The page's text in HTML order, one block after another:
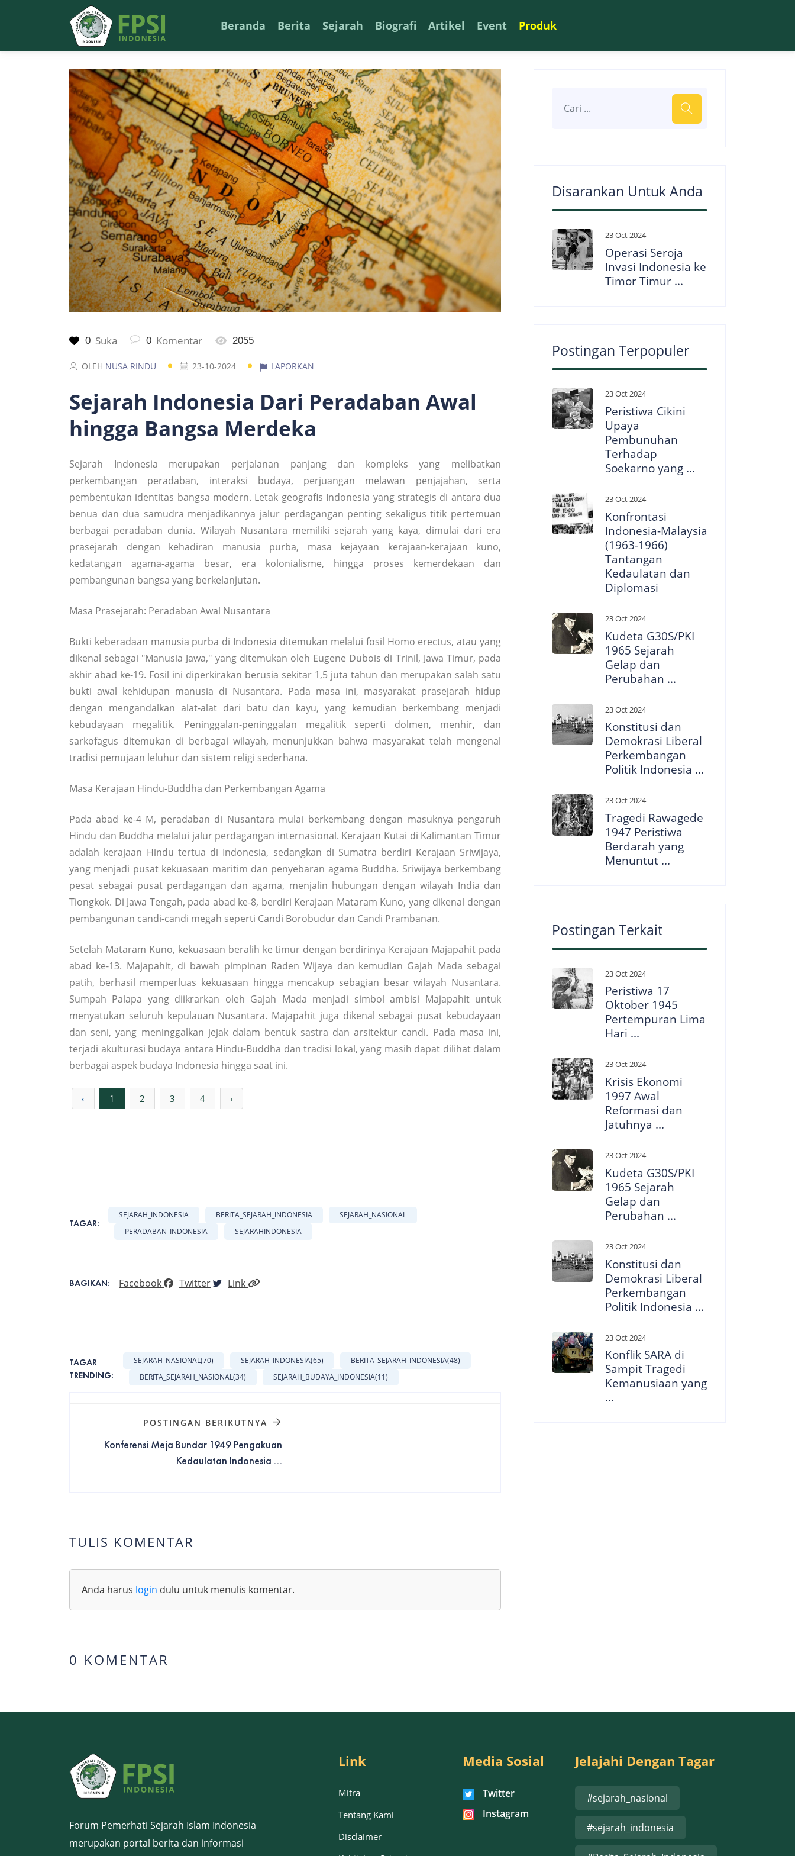
Beranda Berita Sejarah Biografi Artikel Event Produk
0 Suka 0 Komentar 2055
OLEH NUSA RINDU 23-10-2024 LAPORKAN
Sejarah Indonesia Dari Peradaban Awal
hingga Bangsa Merdeka
Sejarah Indonesia merupakan perjalanan panjang dan kompleks yang melibatkan
perkembangan peradaban, interaksi budaya, perjuangan melawan penjajahan, serta
pembentukan identitas bangsa modern. Letak geografis Indonesia yang strategis di antara dua
benua dan dua samudra menjadikannya jalur perdagangan penting sekaligus titik pertemuan
berbagai peradaban dunia. Wilayah Nusantara memiliki sejarah yang kaya, dimulai dari era
prasejarah dengan kehadiran manusia purba, masa kejayaan kerajaan-kerajaan kuno,
kedatangan agama-agama besar, era kolonialisme, hingga proses kemerdekaan dan
pembangunan bangsa yang berkelanjutan.
Masa Prasejarah: Peradaban Awal Nusantara
Bukti keberadaan manusia purba di Indonesia ditemukan melalui fosil Homo erectus, atau yang
dikenal sebagai "Manusia Jawa," yang ditemukan oleh Eugene Dubois di Trinil, Jawa Timur, pada
akhir abad ke-19. Fosil ini diperkirakan berusia sekitar 1,5 juta tahun dan merupakan salah satu
bukti awal kehidupan manusia di Nusantara. Pada masa ini, masyarakat prasejarah hidup
dengan mengandalkan alat-alat dari batu dan kayu, yang kemudian berkembang menjadi
kebudayaan megalitik. Peninggalan-peninggalan megalitik seperti dolmen, menhir, dan
sarkofagus ditemukan di berbagai wilayah, menunjukkan bahwa masyarakat telah mengenal
tradisi pemujaan leluhur dan sistem religi sederhana.
Masa Kerajaan Hindu-Buddha dan Perkembangan Agama
Pada abad ke-4 M, peradaban di Nusantara mulai berkembang dengan masuknya pengaruh
Hindu dan Buddha melalui jalur perdagangan internasional. Kerajaan Kutai di Kalimantan Timur
adalah kerajaan Hindu tertua di Indonesia, sedangkan di Sumatra berdiri Kerajaan Sriwijaya,
yang menjadi pusat kekuasaan maritim dan penyebaran agama Buddha. Sriwijaya berkembang
pesat sebagai pusat perdagangan dan agama, menjalin hubungan dengan wilayah India dan
Tiongkok. Di Jawa Tengah, pada abad ke-8, berdiri Kerajaan Mataram Kuno, yang dikenal dengan
pembangunan candi-candi megah seperti Candi Borobudur dan Candi Prambanan.
Setelah Mataram Kuno, kekuasaan beralih ke timur dengan berdirinya Kerajaan Majapahit pada
abad ke-13. Majapahit, di bawah pimpinan Raden Wijaya dan kemudian Gajah Mada sebagai
patih, berhasil memperluas kekuasaan hingga mencakup sebagian besar wilayah Nusantara.
Sumpah Palapa yang diikrarkan oleh Gajah Mada menjadi simbol ambisi Majapahit untuk
menyatukan seluruh kepulauan Nusantara. Majapahit juga dikenal sebagai pusat kebudayaan
dan seni, yang meninggalkan jejak dalam bentuk sastra dan arsitektur candi. Pada masa ini,
terjadi akulturasi budaya antara Hindu-Buddha dan tradisi lokal, yang masih dapat dilihat dalam
berbagai aspek budaya Indonesia hingga saat ini.
‹ 1 2 3 4 ›
TAGAR:
SEJARAH_INDONESIA BERITA_SEJARAH_INDONESIA
SEJARAH_NASIONAL
PERADABAN_INDONESIA
SEJARAHINDONESIA
BAGIKAN: Facebook Twitter Link
TAGAR
TRENDING:
SEJARAH_NASIONAL(70) SEJARAH_INDONESIA(65) BERITA_SEJARAH_INDONESIA(48)
BERITA_SEJARAH_NASIONAL(34) SEJARAH_BUDAYA_INDONESIA(11)
POSTINGAN BERIKUTNYA
Konferensi Meja Bundar 1949 Pengakuan
Kedaulatan Indonesia ...
TULIS KOMENTAR
Anda harus login dulu untuk menulis komentar.
0 KOMENTAR
Disarankan Untuk Anda
23 Oct 2024
Operasi Seroja
Invasi Indonesia ke
Timor Timur ...
Postingan Terpopuler
23 Oct 2024
Peristiwa Cikini
Upaya
Pembunuhan
Terhadap
Soekarno yang ...
23 Oct 2024
Konfrontasi
Indonesia-Malaysia
(1963-1966)
Tantangan
Kedaulatan dan
Diplomasi
23 Oct 2024
Kudeta G30S/PKI
1965 Sejarah
Gelap dan
Perubahan ...
23 Oct 2024
Konstitusi dan
Demokrasi Liberal
Perkembangan
Politik Indonesia ...
23 Oct 2024
Tragedi Rawagede
1947 Peristiwa
Berdarah yang
Menuntut ...
Postingan Terkait
23 Oct 2024
Peristiwa 17
Oktober 1945
Pertempuran Lima
Hari ...
23 Oct 2024
Krisis Ekonomi
1997 Awal
Reformasi dan
Jatuhnya ...
23 Oct 2024
Kudeta G30S/PKI
1965 Sejarah
Gelap dan
Perubahan ...
23 Oct 2024
Konstitusi dan
Demokrasi Liberal
Perkembangan
Politik Indonesia ...
23 Oct 2024
Konflik SARA di
Sampit Tragedi
Kemanusiaan yang
...
Forum Pemerhati Sejarah Islam Indonesia
merupakan portal berita dan informasi
Link
Mitra
Tentang Kami
Disclaimer
Media Sosial
Twitter
Instagram
Jelajahi Dengan Tagar
#sejarah_nasional
#sejarah_indonesia